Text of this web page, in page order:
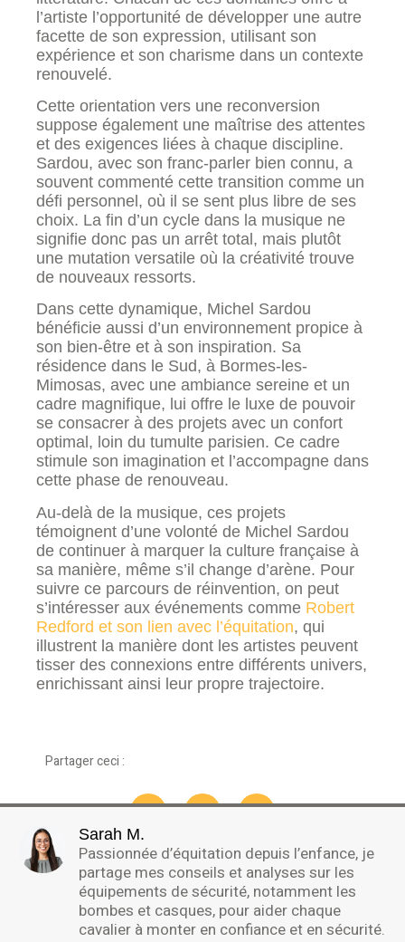
l’artiste l’opportunité de développer une autre
facette de son expression, utilisant son
expérience et son charisme dans un contexte
renouvelé.
Cette orientation vers une reconversion
suppose également une maîtrise des attentes
et des exigences liées à chaque discipline.
Sardou, avec son franc-parler bien connu, a
souvent commenté cette transition comme un
défi personnel, où il se sent plus libre de ses
choix. La fin d’un cycle dans la musique ne
signifie donc pas un arrêt total, mais plutôt
une mutation versatile où la créativité trouve
de nouveaux ressorts.
Dans cette dynamique, Michel Sardou
bénéficie aussi d’un environnement propice à
son bien-être et à son inspiration. Sa
résidence dans le Sud, à Bormes-les-
Mimosas, avec une ambiance sereine et un
cadre magnifique, lui offre le luxe de pouvoir
se consacrer à des projets avec un confort
optimal, loin du tumulte parisien. Ce cadre
stimule son imagination et l’accompagne dans
cette phase de renouveau.
Au-delà de la musique, ces projets
témoignent d’une volonté de Michel Sardou
de continuer à marquer la culture française à
sa manière, même s’il change d’arène. Pour
suivre ce parcours de réinvention, on peut
s’intéresser aux événements comme Robert
Redford et son lien avec l’équitation, qui
illustrent la manière dont les artistes peuvent
tisser des connexions entre différents univers,
enrichissant ainsi leur propre trajectoire.
Partager ceci :
Sarah M.
Passionnée d’équitation depuis l’enfance, je
partage mes conseils et analyses sur les
équipements de sécurité, notamment les
bombes et casques, pour aider chaque
cavalier à monter en confiance et en sécurité.